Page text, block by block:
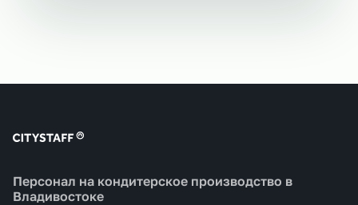
Персонал на кондитерское производство в
Владивостоке